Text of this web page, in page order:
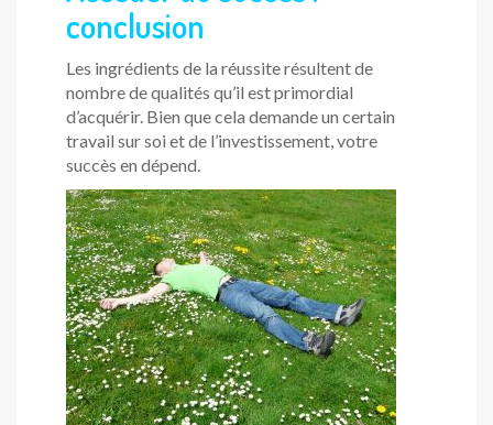
conclusion
Les ingrédients de la réussite résultent de
nombre de qualités qu’il est primordial
d’acquérir. Bien que cela demande un certain
travail sur soi et de l’investissement, votre
succès en dépend.